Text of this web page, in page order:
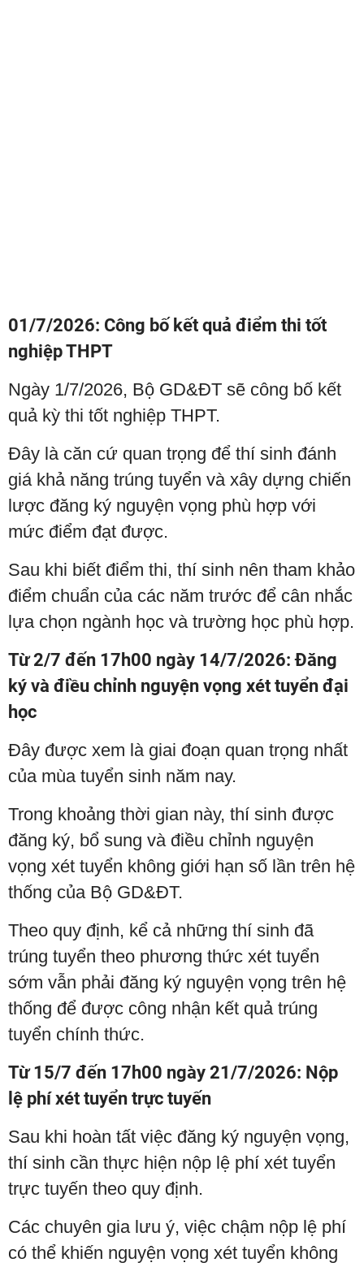
01/7/2026: Công bố kết quả điểm thi tốt
nghiệp THPT
Ngày 1/7/2026, Bộ GD&ĐT sẽ công bố kết
quả kỳ thi tốt nghiệp THPT.
Đây là căn cứ quan trọng để thí sinh đánh
giá khả năng trúng tuyển và xây dựng chiến
lược đăng ký nguyện vọng phù hợp với
mức điểm đạt được.
Sau khi biết điểm thi, thí sinh nên tham khảo
điểm chuẩn của các năm trước để cân nhắc
lựa chọn ngành học và trường học phù hợp.
Từ 2/7 đến 17h00 ngày 14/7/2026: Đăng
ký và điều chỉnh nguyện vọng xét tuyển đại
học
Đây được xem là giai đoạn quan trọng nhất
của mùa tuyển sinh năm nay.
Trong khoảng thời gian này, thí sinh được
đăng ký, bổ sung và điều chỉnh nguyện
vọng xét tuyển không giới hạn số lần trên hệ
thống của Bộ GD&ĐT.
Theo quy định, kể cả những thí sinh đã
trúng tuyển theo phương thức xét tuyển
sớm vẫn phải đăng ký nguyện vọng trên hệ
thống để được công nhận kết quả trúng
tuyển chính thức.
Từ 15/7 đến 17h00 ngày 21/7/2026: Nộp
lệ phí xét tuyển trực tuyến
Sau khi hoàn tất việc đăng ký nguyện vọng,
thí sinh cần thực hiện nộp lệ phí xét tuyển
trực tuyến theo quy định.
Các chuyên gia lưu ý, việc chậm nộp lệ phí
có thể khiến nguyện vọng xét tuyển không